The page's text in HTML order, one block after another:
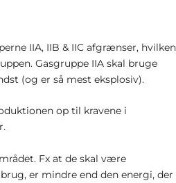
IIA, IIB & IIC afgrænser, hvilken
Gasgruppe IIA skal bruge
(og er så mest eksplosiv).
op til kravene i
Fx at de skal være
er mindre end den energi, der